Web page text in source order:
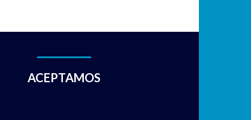
ACEPTAMOS